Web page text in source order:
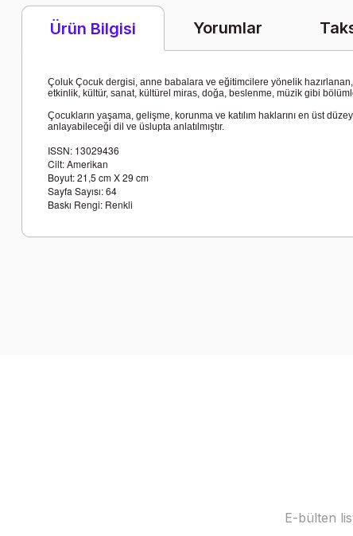
Ürün Bilgisi Yorumlar
Çoluk Çocuk dergisi, anne babalara ve eğitimcilere yönelik
etkinlik, kültür, sanat, kültürel miras, doğa, beslenme, müzik gibi
Çocukların yaşama, gelişme, korunma ve katılım haklarını en üst
anlayabileceği dil ve üslupta anlatılmıştır.
ISSN: 13029436
Cilt: Amerikan
Boyut: 21,5 cm X 29 cm
Sayfa Sayısı: 64
Baskı Rengi: Renkli
E-bülten